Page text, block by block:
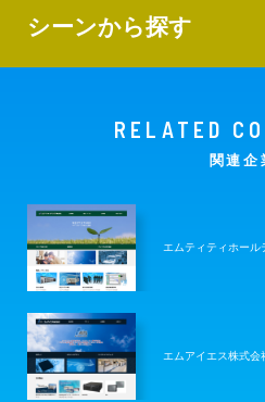
シーンから探す
RELATED
関連企
エムティティホール
エムアイエス株式会